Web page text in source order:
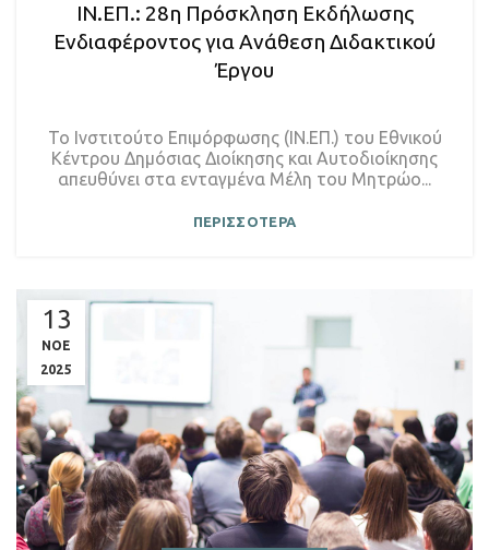
ΙΝ.ΕΠ.: 28η Πρόσκληση Εκδήλωσης
Ενδιαφέροντος για Ανάθεση Διδακτικού
Έργου
Το Ινστιτούτο Επιμόρφωσης (ΙΝ.ΕΠ.) του Εθνικού
Κέντρου Δημόσιας Διοίκησης και Αυτοδιοίκησης
απευθύνει στα ενταγμένα Μέλη του Μητρώο...
ΠΕΡΙΣΣΟΤΕΡΑ
13
ΝΟΕ
2025